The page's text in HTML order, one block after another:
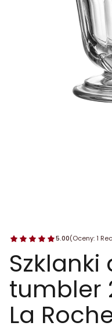
5.00(Oceny: 1
Szklanki
tumbler
La